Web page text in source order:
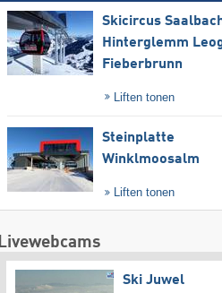
Skicircus
Hinterglemm
Fieberbrunn
Liften tonen
Steinplatte
Winklmoosalm
Liften tonen
Livewebcams
Ski Juwel